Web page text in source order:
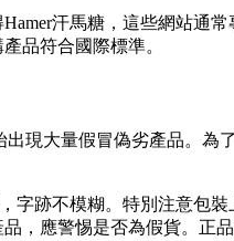
汗馬糖，這些網站通
品符合國際標準。
現大量假冒偽劣產品。為
字跡不模糊。特別注意包裝
，應警惕是否為假貨。正